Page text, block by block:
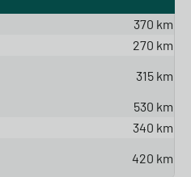
370 km
270 km
315 km
530 km
340 km
420 km